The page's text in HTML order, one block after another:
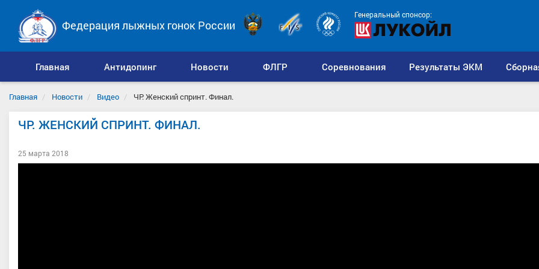
Генеральный спонсор:
Федерация лыжных гонок России
Главная Антидопинг Новости ФЛГР Соревнования Результаты ЭКМ
Главная Новости Видео ЧР. Женский спринт. Финал.
ЧР. ЖЕНСКИЙ СПРИНТ. ФИНАЛ.
25 марта 2018